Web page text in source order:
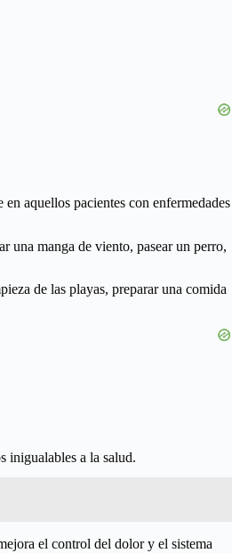
aquellos pacientes con enfermedades
una manga de viento, pasear un perro,
de las playas, preparar una comida
inigualables a la salud.
el control del dolor y el sistema